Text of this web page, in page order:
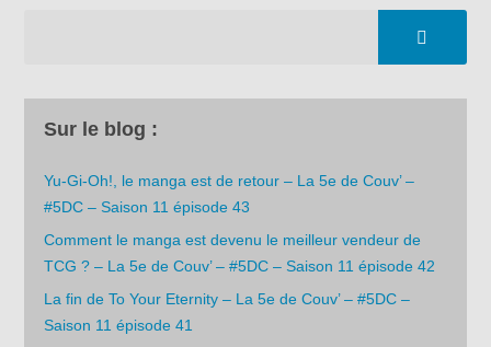
Sur le blog :
Yu-Gi-Oh!, le manga est de retour – La 5e de Couv’ –
#5DC – Saison 11 épisode 43
Comment le manga est devenu le meilleur vendeur de
TCG ? – La 5e de Couv’ – #5DC – Saison 11 épisode 42
La fin de To Your Eternity – La 5e de Couv’ – #5DC –
Saison 11 épisode 41